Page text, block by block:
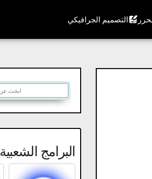
التصميم الجرافيكي
البرامج الشعبية